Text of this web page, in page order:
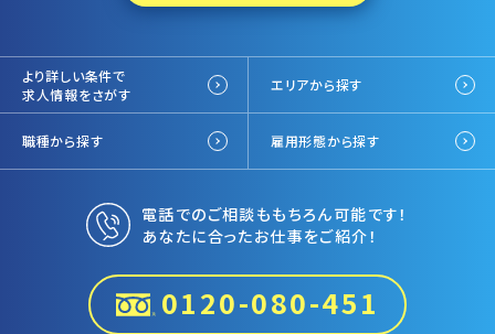
より詳しい条件で
求人情報をさがす
エリアから探す
職種から探す 雇用形態から探す
電話でのご相談ももちろん可能です！
あなたに合ったお仕事をご紹介！
0120-080-451